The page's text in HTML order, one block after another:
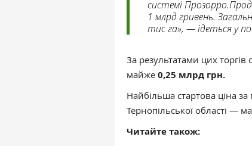
системі
1 млрд гривень.
тис га», — ідеться у
За результатами цих торгів
майже 0,25 млрд грн.
Найбільша стартова ціна
Тернопільської області —
Читайте також: